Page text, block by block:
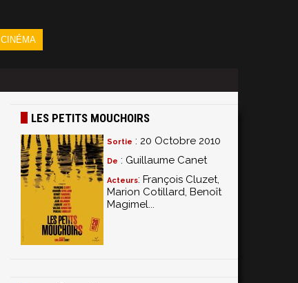
CINÉMA
LES PETITS MOUCHOIRS
Sortie : 20 Octobre 2010
De : Guillaume Canet
Acteurs: François Cluzet,
Marion Cotillard, Benoît
Magimel...